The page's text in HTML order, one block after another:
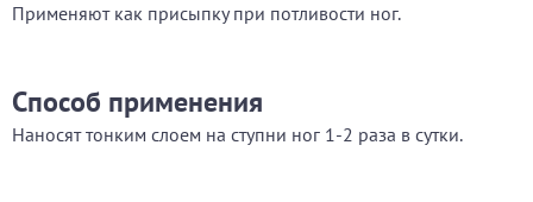
Применяют как присыпку при потливости ног.
Способ применения
Наносят тонким слоем на ступни ног 1-2 раза в сутки.